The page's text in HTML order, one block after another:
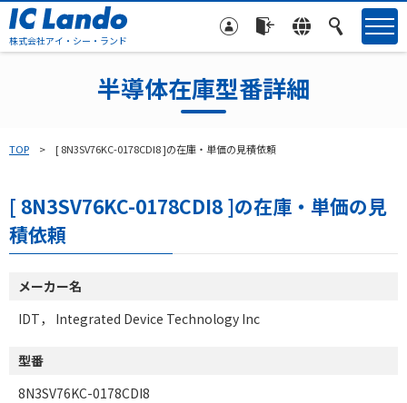
株式会社アイ・シー・ランド
半導体在庫型番詳細
TOP [ 8N3SV76KC-0178CDI8 ]の在庫・単価の見積依頼
[ 8N3SV76KC-0178CDI8 ]の在庫・単価の見
積依頼
メーカー名
IDT， Integrated Device Technology Inc
型番
8N3SV76KC-0178CDI8